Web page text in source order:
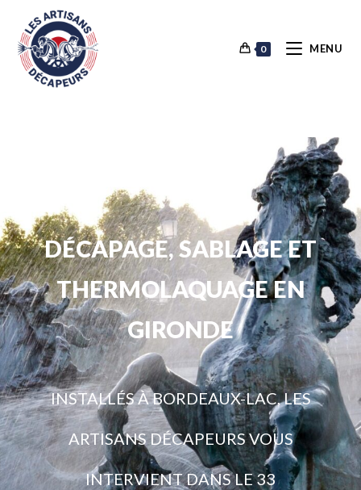
0 MENU
DÉCAPAGE, SABLAGE ET
THERMOLAQUAGE EN
GIRONDE
INSTALLÉS À BORDEAUX-LAC, LES
ARTISANS DÉCAPEURS VOUS
INTERVIENT DANS LE 33